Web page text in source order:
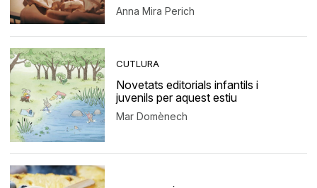
Anna Mira Perich
CUTLURA
Novetats editorials infantils i
juvenils per aquest estiu
Mar Domènech